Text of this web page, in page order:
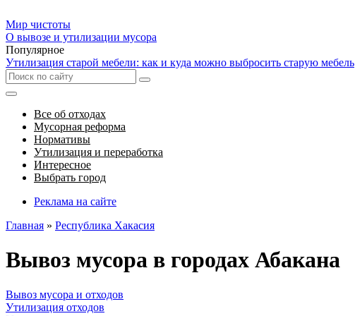
Мир чистоты
О вывозе и утилизации мусора
Популярное
Утилизация старой мебели: как и куда можно выбросить старую мебель
Все об отходах
Мусорная реформа
Нормативы
Утилизация и переработка
Интересное
Выбрать город
Реклама на сайте
Главная » Республика Хакасия
Вывоз мусора в городах Абакана
Вывоз мусора и отходов
Утилизация отходов